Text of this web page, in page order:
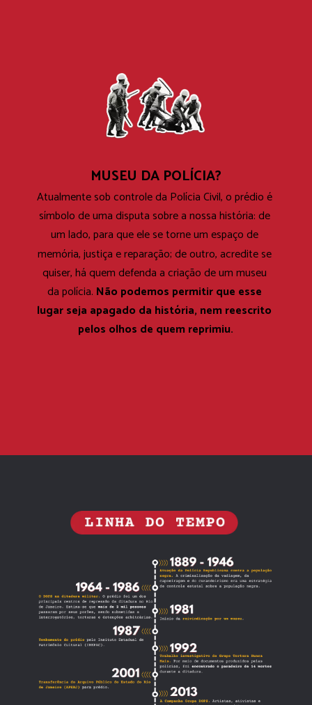
MUSEU DA POLÍCIA?
Atualmente sob controle da Polícia Civil, o prédio é
símbolo de uma disputa sobre a nossa história: de
um lado, para que ele se torne um espaço de
memória, justiça e reparação; de outro, acredite se
quiser, há quem defenda a criação de um museu
da polícia. Não podemos permitir que esse
lugar seja apagado da história, nem reescrito
pelos olhos de quem reprimiu.